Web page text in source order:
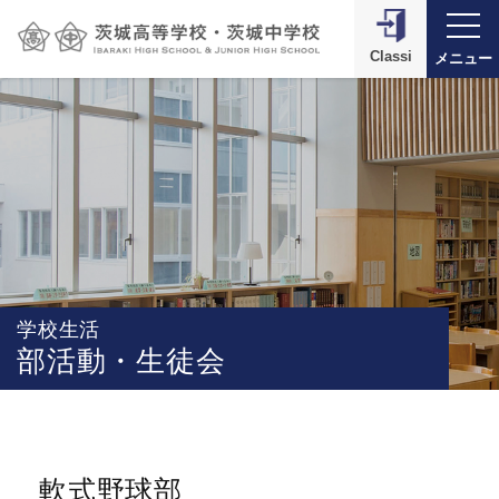
Classi メニュー
学校生活
部活動・生徒会
軟式野球部